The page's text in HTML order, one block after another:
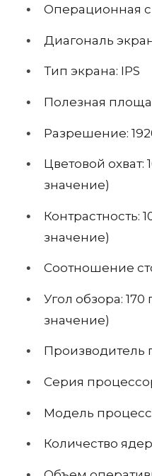
Операционная
Диагональ
Тип экрана: IPS
Полезная
Разрешение:
Цветовой охват:
значение)
Контрастность:
значение)
Соотношение
Угол обзора:
значение)
Производитель
Серия
Модель
Количество